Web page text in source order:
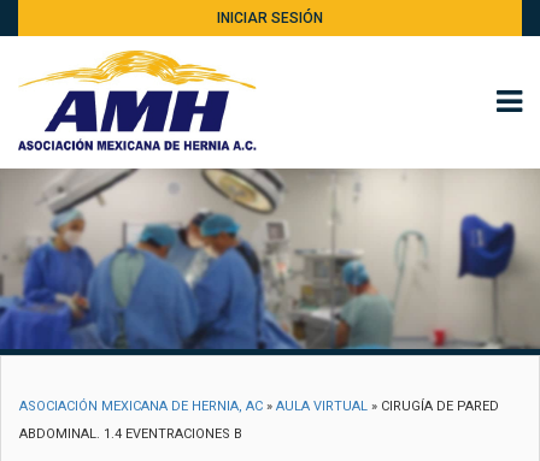
INICIAR SESIÓN
ASOCIACIÓN MEXICANA DE HERNIA, AC » AULA VIRTUAL » CIRUGÍA DE PARED
ABDOMINAL. 1.4 EVENTRACIONES B